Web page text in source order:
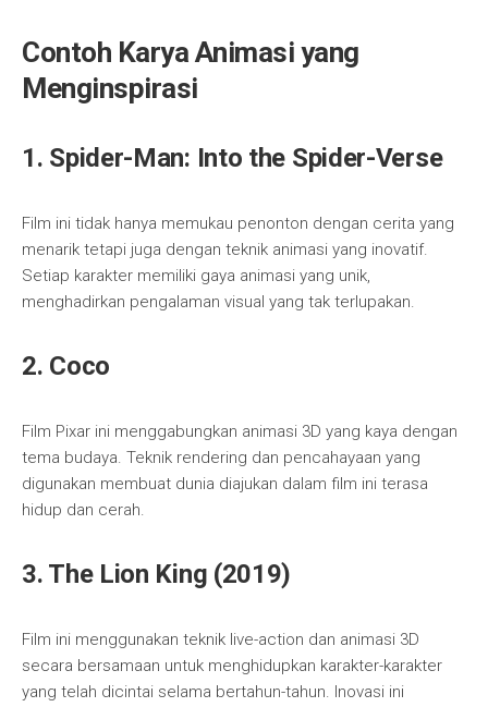
Contoh Karya Animasi yang
Menginspirasi
1. Spider-Man: Into the Spider-Verse
Film ini tidak hanya memukau penonton dengan cerita yang
menarik tetapi juga dengan teknik animasi yang inovatif.
Setiap karakter memiliki gaya animasi yang unik,
menghadirkan pengalaman visual yang tak terlupakan.
2. Coco
Film Pixar ini menggabungkan animasi 3D yang kaya dengan
tema budaya. Teknik rendering dan pencahayaan yang
digunakan membuat dunia diajukan dalam film ini terasa
hidup dan cerah.
3. The Lion King (2019)
Film ini menggunakan teknik live-action dan animasi 3D
secara bersamaan untuk menghidupkan karakter-karakter
yang telah dicintai selama bertahun-tahun. Inovasi ini